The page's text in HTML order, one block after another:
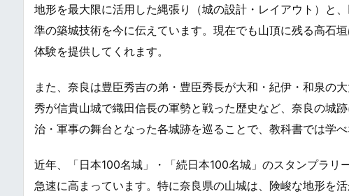
地形を最大限に活用した縄張り（城の設計・レイアウト）と
準の築城技術を今に伝えています。現在でも山頂に残る高石
体験を提供してくれます。
また、奈良は豊臣秀吉の弟・豊臣秀長が大和・紀伊・和泉の
秀が信貴山城で織田信長の軍勢と戦った歴史など、奈良の城
治・軍事の舞台となった各城跡を巡ることで、教科書では学
近年、「日本100名城」・「続日本100名城」のスタンプラ
急速に高まっています。特に奈良県の山城は、険峻な地形を